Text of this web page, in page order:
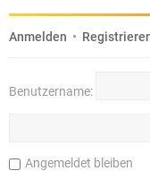
Anmelden •
Benutzername:
Angemeldet bleiben